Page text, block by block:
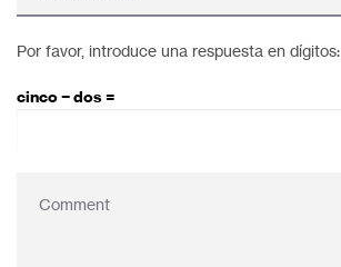
Por favor, introduce una respuesta en dígitos:
cinco − dos =